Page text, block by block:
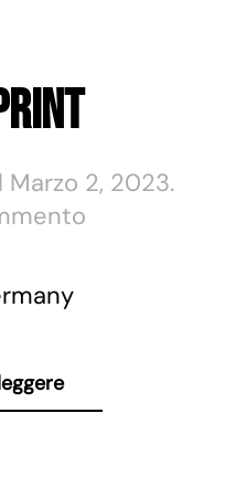
Marzo 2, 2023.